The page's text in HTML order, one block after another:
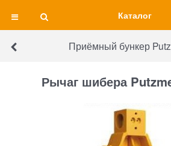
Каталог
Приёмный бункер
Рычаг шибера